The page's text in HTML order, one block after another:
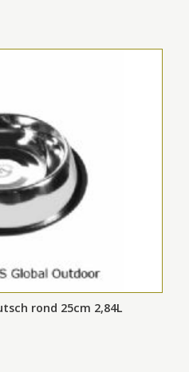
rond 25cm 2,84L